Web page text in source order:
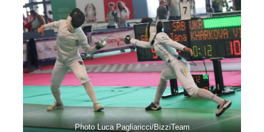
Photo Luca Pagliaricci/BizziTeam